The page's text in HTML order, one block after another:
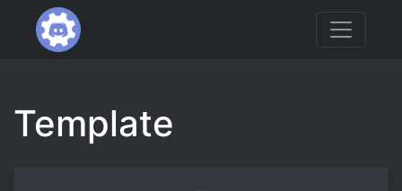
Template